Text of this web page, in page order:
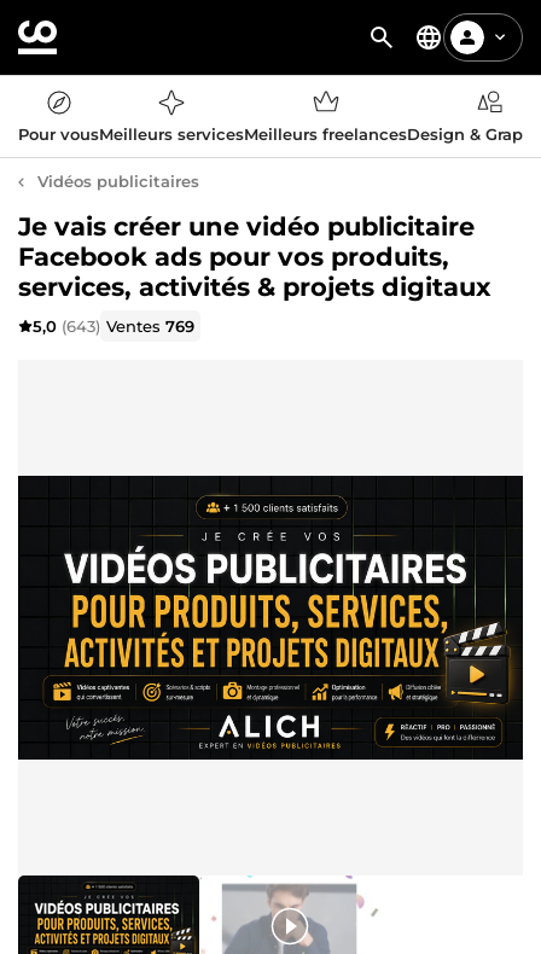
Pour vousMeilleurs servicesMeilleurs freelancesDesign &
Vidéos publicitaires
Je vais créer une vidéo publicitaire
Facebook ads pour vos produits,
services, activités & projets digitaux
5,0 (643) Ventes769